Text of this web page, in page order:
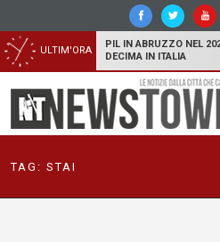
ULTIM'ORA
PIL IN ABRUZZO NEL
DECIMA IN ITALIA
TAG: STAI